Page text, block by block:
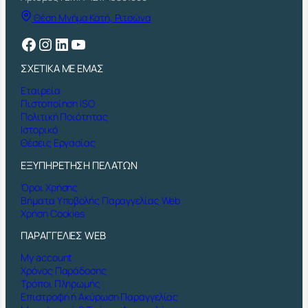
η
τ
Θέση Μνήμα Κατή, Ριτσώνα
Facebook Instagram Linkedin YouTube
ΣΧΕΤΙΚΑ ΜΕ ΕΜΑΣ
Εταιρεία
Πιστοποίηση ISO
Πολιτική Ποιότητας
Ιστορικό
Θέσεις Εργασίας
ΕΞΥΠΗΡΕΤΗΣΗ ΠΕΛΑΤΩΝ
Όροι Χρήσης
Βήματα Υποβολής Παραγγελίας Web
Χρήση Cookies
ΠΑΡΑΓΓΕΛΙΕΣ WEB
My account
Χρόνος Παράδοσης
Τρόποι Πληρωμής
Επιστροφή ή Ακύρωση Παραγγελίας